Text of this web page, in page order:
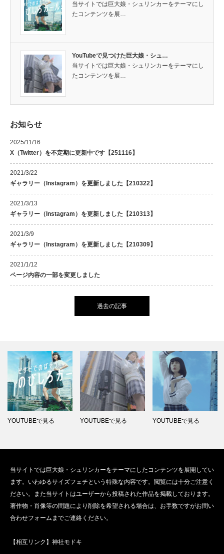
当サイトでは巨大娘・シュリンカーをテーマにし
たコンテンツを展…
YouTubeで見つけた巨大娘・シュ…
当サイトでは巨大娘・シュリンカーをテーマにし
たコンテンツを展…
お知らせ
2025/11/16
X（Twitter）を不定期に更新中です【251116】
2021/3/22
ギャラリー（Instagram）を更新しました【210322】
2021/3/13
ギャラリー（Instagram）を更新しました【210313】
2021/3/9
ギャラリー（Instagram）を更新しました【210309】
2021/1/12
ページ内容の一部を変更しました
過去の記事
YOUTUBEで見る YOUTUBEで見る YOUTUBEで見る
当サイトでは巨大娘・シュリンカーをテーマにしたコンテンツを展開してい
ます。いわゆるサイズフェチという特殊な内容です。閲覧には十分ご注意く
ださい。また当サイトはユーザーから投稿された作品を掲載しております。
著作物・肖像等の問題により削除を希望される場合は、お手数ですがお問い
合わせフォームまでご連絡ください。
【相互リンク】 神社モドキ